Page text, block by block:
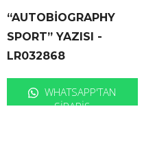
“AUTOBİOGRAPHY
SPORT” YAZISI -
LR032868
WHATSAPP'TAN
SIPARIŞ